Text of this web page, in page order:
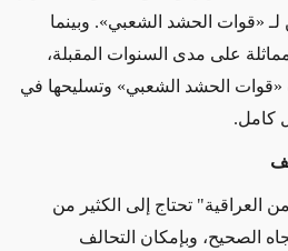
لـ «قوات الحشد الشعبي». وبينما
على مدى السنوات المقبلة،
الحشد الشعبي» وتسليحها في
كامل.
العراقية" تحتاج إلى الكثير من
الصحيح، وبإمكان التحالف